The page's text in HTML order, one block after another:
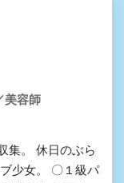
美容師
集。 休日のぶら
少女。 〇１級パ